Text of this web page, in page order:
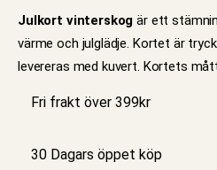
Julkort vinterskogär ett
värme och julglädje. Kortet är
levereras med kuvert. Kortets
Fri frakt över 399kr
30 Dagars öppet köp